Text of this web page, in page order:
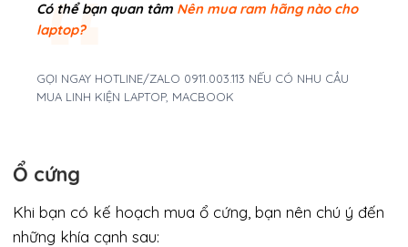
Có thể bạn quan tâm Nên mua ram hãng nào cho
laptop?
GỌI NGAY HOTLINE/ZALO 0911.003.113 NẾU CÓ NHU CẦU
MUA LINH KIỆN LAPTOP, MACBOOK
Ổ cứng
Khi bạn có kế hoạch mua ổ cứng, bạn nên chú ý đến
những khía cạnh sau: